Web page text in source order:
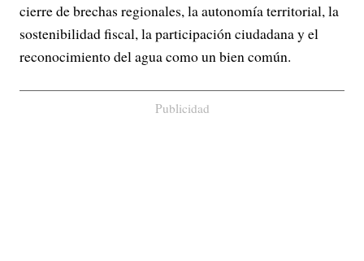
cierre de brechas regionales, la autonomía territorial, la
sostenibilidad fiscal, la participación ciudadana y el
reconocimiento del agua como un bien común.
Publicidad